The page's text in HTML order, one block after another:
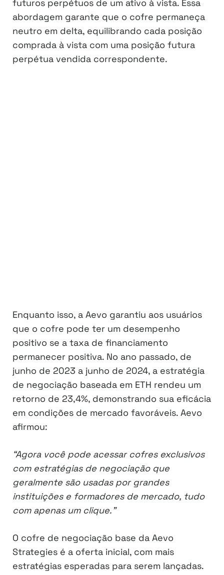
futuros perpétuos de um ativo à vista. Essa
abordagem garante que o cofre permaneça
neutro em delta, equilibrando cada posição
comprada à vista com uma posição futura
perpétua vendida correspondente.
Enquanto isso, a Aevo garantiu aos usuários
que o cofre pode ter um desempenho
positivo se a taxa de financiamento
permanecer positiva. No ano passado, de
junho de 2023 a junho de 2024, a estratégia
de negociação baseada em ETH rendeu um
retorno de 23,4%, demonstrando sua eficácia
em condições de mercado favoráveis. Aevo
afirmou:
“Agora você pode acessar cofres exclusivos
com estratégias de negociação que
geralmente são usadas por grandes
instituições e formadores de mercado, tudo
com apenas um clique.”
O cofre de negociação base da Aevo
Strategies é a oferta inicial, com mais
estratégias esperadas para serem lançadas.